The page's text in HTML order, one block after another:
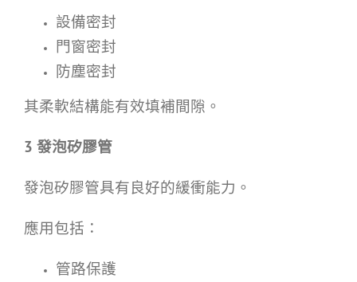
設備密封
門窗密封
防塵密封
其柔軟結構能有效填補間隙。
3 發泡矽膠管
發泡矽膠管具有良好的緩衝能力。
應用包括：
管路保護